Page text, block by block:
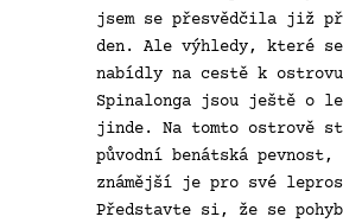
jsem se přesvědčila již
den. Ale výhledy, které
nabídly na cestě k ostrovu
Spinalonga jsou ještě o
jinde. Na tomto ostrově
původní benátská pevnost,
známější je pro své
Představte si, že se